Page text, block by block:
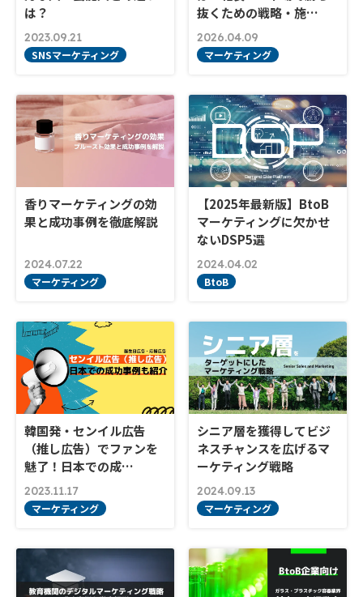
は？
2023.09.21
SNSマーケティング
抜くための戦略・施…
2026.04.09
マーケティング
香りマーケティングの効
果と成功事例を徹底解説
2024.07.22
マーケティング
【2025年最新版】BtoB
マーケティングに欠かせ
ないDSP5選
2024.04.02
BtoB
韓国発・センイル広告
（推し広告）でファンを
魅了！日本での成…
2023.11.17
マーケティング
シニア層を獲得してビジ
ネスチャンスを広げるマ
ーケティング戦略
2024.09.13
マーケティング